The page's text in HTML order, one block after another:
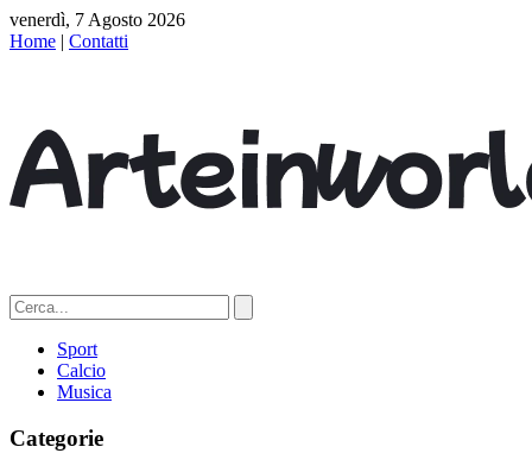
venerdì, 7 Agosto 2026
Home | Contatti
Sport
Calcio
Musica
Categorie